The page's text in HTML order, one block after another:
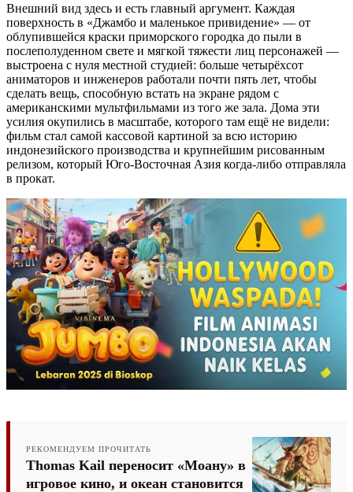
Внешний вид здесь и есть главный аргумент. Каждая
поверхность в «Джамбо и маленькое привидение» — от
облупившейся краски приморского городка до пыли в
послеполуденном свете и мягкой тяжести лиц персонажей —
выстроена с нуля местной студией: больше четырёхсот
аниматоров и инженеров работали почти пять лет, чтобы
сделать вещь, способную встать на экране рядом с
американскими мультфильмами из того же зала. Дома эти
усилия окупились в масштабе, которого там ещё не видели:
фильм стал самой кассовой картиной за всю историю
индонезийского производства и крупнейшим рисованным
релизом, который Юго-Восточная Азия когда-либо отправляла
в прокат.
РЕКОМЕНДУЕМ ПРОЧИТАТЬ
Thomas Kail переносит «Моану» в
игровое кино, и океан становится